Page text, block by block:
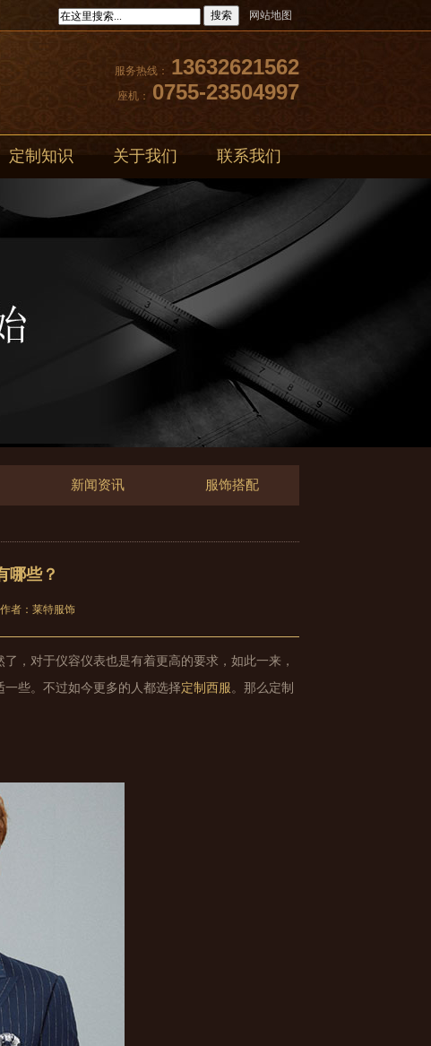
搜索 网站地图
服务热线： 13632621562
座机： 0755-23504997
定制知识 关于我们 联系我们
新闻资讯 服饰搭配
哪些？
作者：莱特服饰
，对于仪容仪表也是有着更高的要求，如此一来，
些。不过如今更多的人都选择定制西服。那么定制